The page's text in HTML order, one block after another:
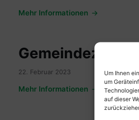
Um Ihnen
um
auf dieser
Mehr Informationen
22. Februar 2023
Mehr Informationen